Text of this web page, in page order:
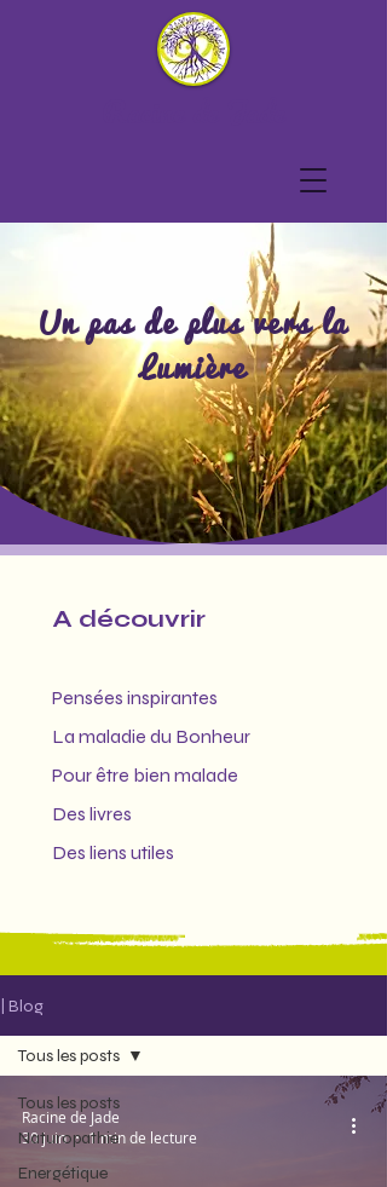
Un pas de plus vers la
Lumière
Pensées inspirantes
La maladie du Bonheur
Pour être bien malade
Des livres
Des liens utiles
A découvrir
| Blog
Tous les posts
Naturopathie
Energétique
Tous les posts
Racine de Jade
30 juin
1 min de lecture